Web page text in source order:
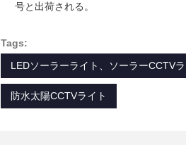
号と出荷される。
Tags:
LEDソーラーライト、ソーラーCCTV
防水太陽CCTVライト